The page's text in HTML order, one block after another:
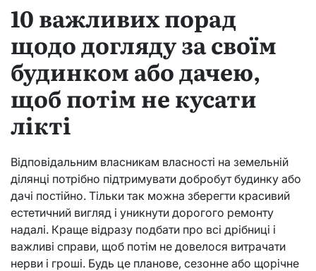
10 важливих порад
щодо догляду за своїм
будинком або дачею,
щоб потім не кусати
лікті
Відповідальним власникам власності на земельній
ділянці потрібно підтримувати добробут будинку або
дачі постійно. Тільки так можна зберегти красивий
естетичний вигляд і уникнути дорогого ремонту
надалі. Краще відразу подбати про всі дрібниці і
важливі справи, щоб потім не довелося витрачати
нерви і гроші. Будь це планове, сезонне або щорічне